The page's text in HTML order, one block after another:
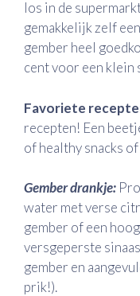
los in de
gemakkelijk zelf
gember heel
cent voor een klein
Favoriete
recepten! Een
of healthy snacks
Gember drankje:
water met verse
gember of een
versgeperste
gember en
prik!).